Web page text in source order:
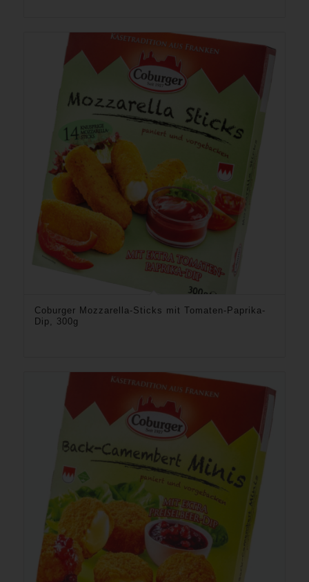
Coburger Mozzarella-Sticks mit Tomaten-Paprika-
Dip, 300g